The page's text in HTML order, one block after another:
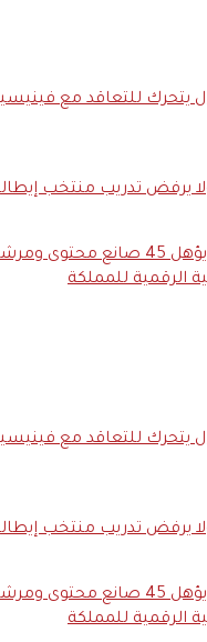
يتحرك للتعاقد مع
يرفض تدريب منتخب
مؤمن الجندي يؤهل 45 صانع
الرقمية للمملكة
يتحرك للتعاقد مع
يرفض تدريب منتخب
مؤمن الجندي يؤهل 45 صانع
الرقمية للمملكة